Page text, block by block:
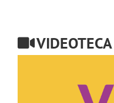
VIDEOTECA